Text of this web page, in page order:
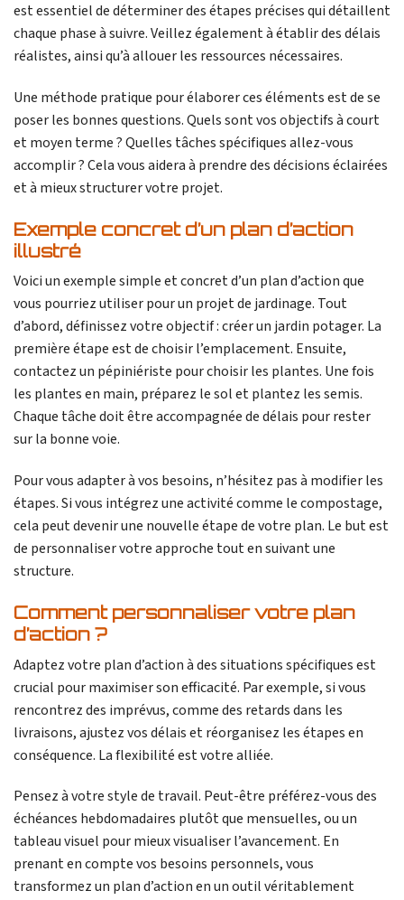
est essentiel de déterminer des étapes précises qui détaillent
chaque phase à suivre. Veillez également à établir des délais
réalistes, ainsi qu’à allouer les ressources nécessaires.
Une méthode pratique pour élaborer ces éléments est de se
poser les bonnes questions. Quels sont vos objectifs à court
et moyen terme ? Quelles tâches spécifiques allez-vous
accomplir ? Cela vous aidera à prendre des décisions éclairées
et à mieux structurer votre projet.
Exemple concret d’un plan d’action
illustré
Voici un exemple simple et concret d’un plan d’action que
vous pourriez utiliser pour un projet de jardinage. Tout
d’abord, définissez votre objectif : créer un jardin potager. La
première étape est de choisir l’emplacement. Ensuite,
contactez un pépiniériste pour choisir les plantes. Une fois
les plantes en main, préparez le sol et plantez les semis.
Chaque tâche doit être accompagnée de délais pour rester
sur la bonne voie.
Pour vous adapter à vos besoins, n’hésitez pas à modifier les
étapes. Si vous intégrez une activité comme le compostage,
cela peut devenir une nouvelle étape de votre plan. Le but est
de personnaliser votre approche tout en suivant une
structure.
Comment personnaliser votre plan
d’action ?
Adaptez votre plan d’action à des situations spécifiques est
crucial pour maximiser son efficacité. Par exemple, si vous
rencontrez des imprévus, comme des retards dans les
livraisons, ajustez vos délais et réorganisez les étapes en
conséquence. La flexibilité est votre alliée.
Pensez à votre style de travail. Peut-être préférez-vous des
échéances hebdomadaires plutôt que mensuelles, ou un
tableau visuel pour mieux visualiser l’avancement. En
prenant en compte vos besoins personnels, vous
transformez un plan d’action en un outil véritablement